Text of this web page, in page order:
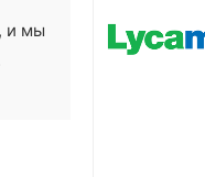
, и мы